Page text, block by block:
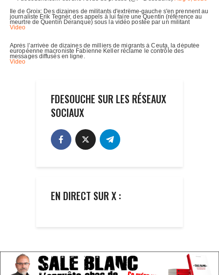
FDESOUCHE SUR LES RÉSEAUX
SOCIAUX
EN DIRECT SUR X :